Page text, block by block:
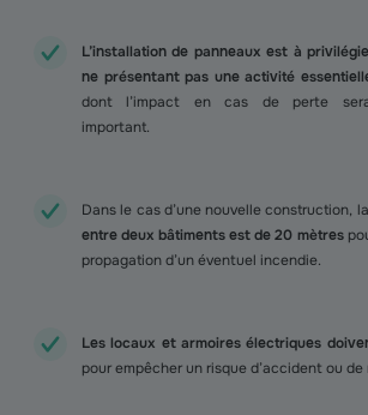
L’installation de panneaux est à
ne présentant pas une activité
dont l’impact en cas de perte
important.
Dans le cas d’une nouvelle construction, la
entre deux bâtiments est de 20 mètres
propagation d’un éventuel incendie.
Les locaux et armoires électriques
pour empêcher un risque d’accident ou